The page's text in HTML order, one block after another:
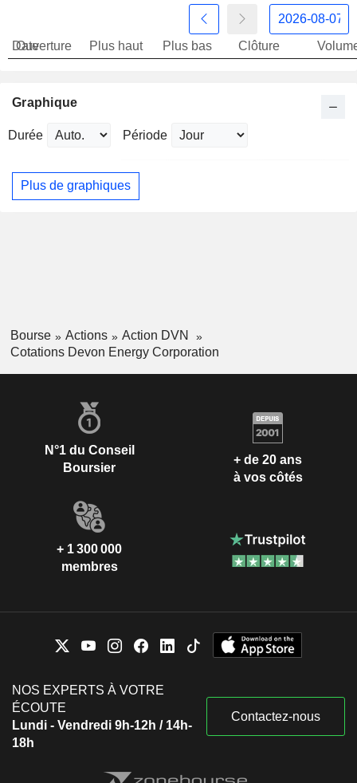
Date
Ouverture Plus haut Plus bas Clôture
Graphique
Durée Période
Plus de graphiques
Bourse Actions
Action DVN
Cotations Devon Energy Corporation
N°1 du Conseil
Boursier
+ de 20 ans
à vos côtés
+ 1 300 000
membres
NOS EXPERTS À VOTRE
ÉCOUTE
Lundi - Vendredi 9h-12h / 14h-
18h
Contactez-nous